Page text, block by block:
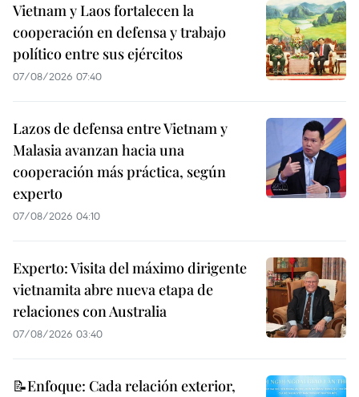
Vietnam y Laos fortalecen la
cooperación en defensa y trabajo
político entre sus ejércitos
07/08/2026 07:40
Lazos de defensa entre Vietnam y
Malasia avanzan hacia una
cooperación más práctica, según
experto
07/08/2026 04:10
Experto: Visita del máximo dirigente
vietnamita abre nueva etapa de
relaciones con Australia
07/08/2026 03:40
📝Enfoque: Cada relación exterior,